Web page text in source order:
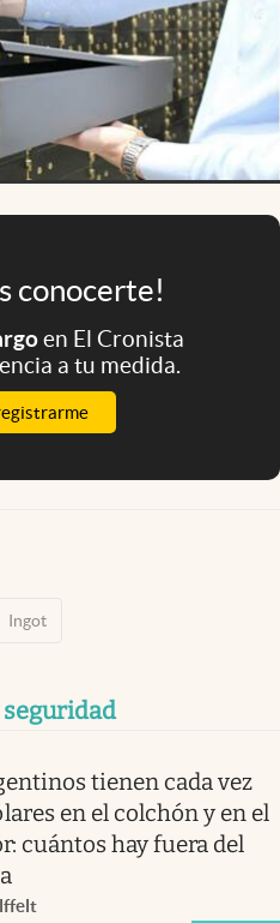
conocerte!
en El Cronista
a tu medida.
Ingot
seguridad
tienen cada vez
en el colchón y en el
cuántos hay fuera del